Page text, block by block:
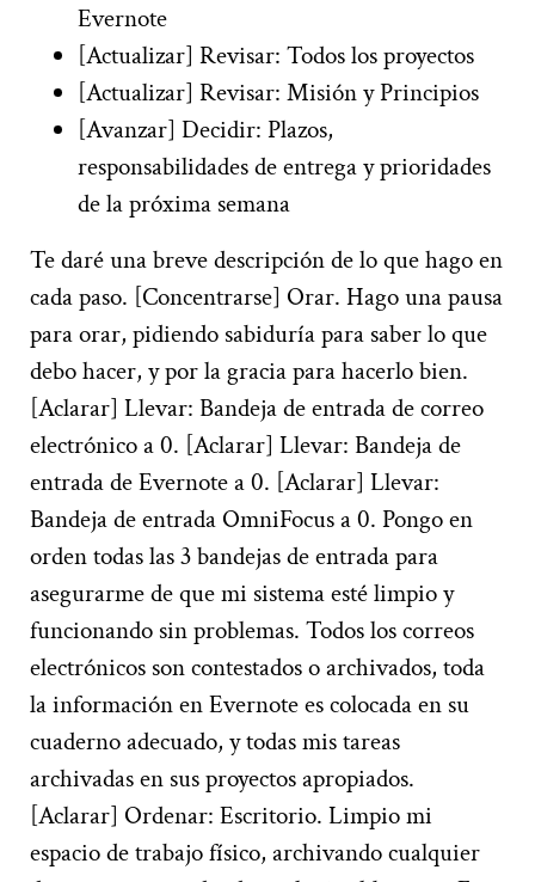
Evernote
[Actualizar] Revisar: Todos los proyectos
[Actualizar] Revisar: Misión y Principios
[Avanzar] Decidir: Plazos,
responsabilidades de entrega y prioridades
de la próxima semana
Te daré una breve descripción de lo que hago en
cada paso. [Concentrarse] Orar. Hago una pausa
para orar, pidiendo sabiduría para saber lo que
debo hacer, y por la gracia para hacerlo bien.
[Aclarar] Llevar: Bandeja de entrada de correo
electrónico a 0. [Aclarar] Llevar: Bandeja de
entrada de Evernote a 0. [Aclarar] Llevar:
Bandeja de entrada OmniFocus a 0. Pongo en
orden todas las 3 bandejas de entrada para
asegurarme de que mi sistema esté limpio y
funcionando sin problemas. Todos los correos
electrónicos son contestados o archivados, toda
la información en Evernote es colocada en su
cuaderno adecuado, y todas mis tareas
archivadas en sus proyectos apropiados.
[Aclarar] Ordenar: Escritorio. Limpio mi
espacio de trabajo físico, archivando cualquier